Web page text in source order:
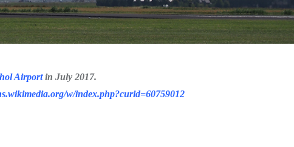
Airportin July 2017.
w/index.php?curid=60759012